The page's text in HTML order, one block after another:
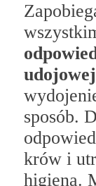
udojowej
sposób.
krów i
higiena.